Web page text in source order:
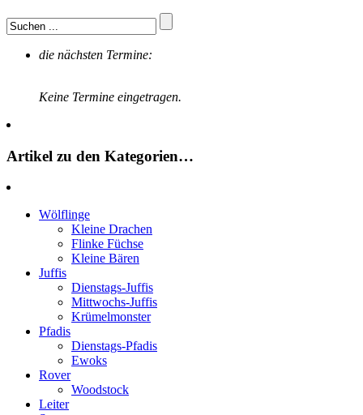
die nächsten Termine:
Keine Termine eingetragen.
Artikel zu den Kategorien…
Wölflinge
Kleine Drachen
Flinke Füchse
Kleine Bären
Juffis
Dienstags-Juffis
Mittwochs-Juffis
Krümelmonster
Pfadis
Dienstags-Pfadis
Ewoks
Rover
Woodstock
Leiter